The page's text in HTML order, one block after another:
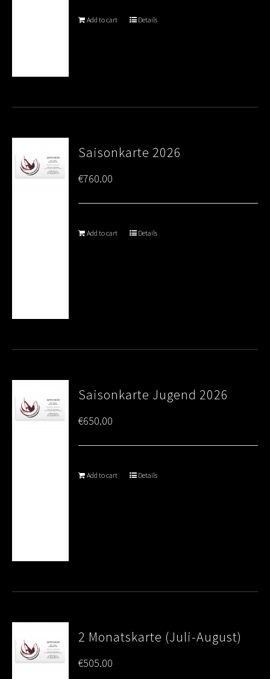
Add to cart Details
Saisonkarte 2026
€760.00
Add to cart Details
Saisonkarte Jugend 2026
€650.00
Add to cart Details
2 Monatskarte (Juli-August)
€505.00